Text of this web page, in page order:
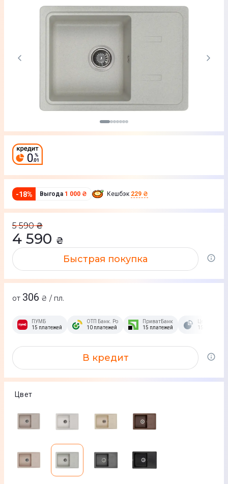
-18% Выгода 1 000 ₴ Кешбэк 229 ₴
5 590 ₴
4 590 ₴
Быстрая покупка
от 306 ₴ / пл.
ПУМБ
15 платежей
ОТП Банк. Розстрочка Скибочка.
10 платежей
ПриватБанк
15 платежей
15 платежей
В кредит
Цвет